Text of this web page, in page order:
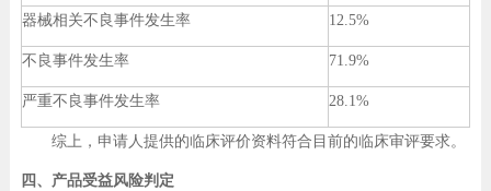
器械相关不良事件发生率 12.5%
不良事件发生率 71.9%
严重不良事件发生率 28.1%
综上，申请人提供的临床评价资料符合目前的临床审评要求。
四、产品受益风险判定